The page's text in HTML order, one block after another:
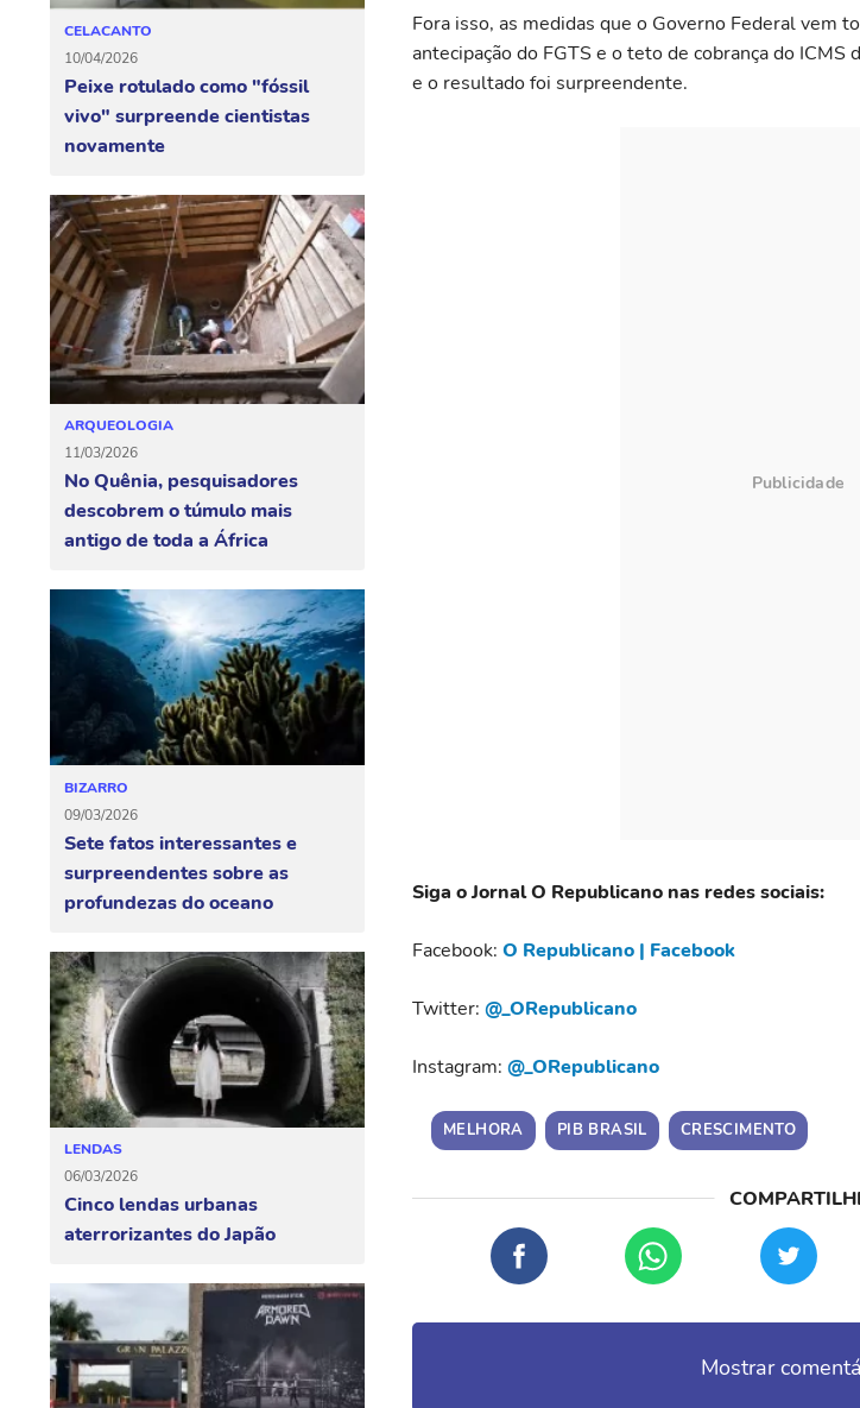
CELACANTO
10/04/2026
Peixe rotulado como "fóssil
vivo" surpreende cientistas
novamente
ARQUEOLOGIA
11/03/2026
No Quênia, pesquisadores
descobrem o túmulo mais
antigo de toda a África
BIZARRO
09/03/2026
Sete fatos interessantes e
surpreendentes sobre as
profundezas do oceano
LENDAS
06/03/2026
Cinco lendas urbanas
aterrorizantes do Japão
Fora isso, as medidas que o Governo Federal vem
antecipação do FGTS e o teto de cobrança do
e o resultado foi surpreendente.
Siga o Jornal O Republicano nas redes sociais:
Facebook: O Republicano | Facebook
Twitter: @_ORepublicano
Instagram: @_ORepublicano
MELHORA PIB BRASIL CRESCIMENTO
Mostrar